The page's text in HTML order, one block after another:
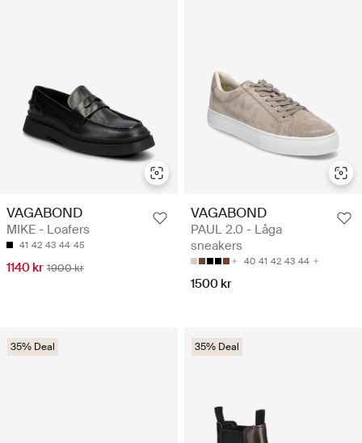
VAGABOND
MIKE - Loafers
41 42 43 44 45
1140 kr 1900 kr
VAGABOND
PAUL 2.0 - Låga
sneakers
40 41 42 43 44
1500 kr
35% Deal 35% Deal